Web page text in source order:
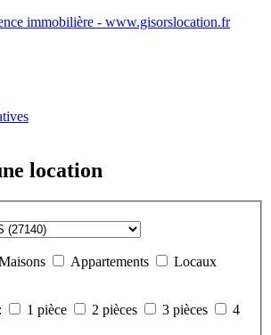
immobilière - www.gisorslocation.fr
location
Appartements
Locaux
1 pièce 2 pièces 3 pièces
4